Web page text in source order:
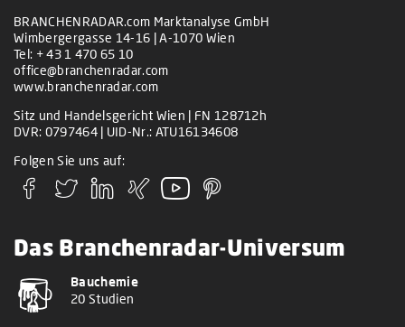
BRANCHENRADAR.com Marktanalyse GmbH
Wimbergergasse 14-16 | A-1070 Wien
Tel: + 43 1 470 65 10
office@branchenradar.com
www.branchenradar.com
Sitz und Handelsgericht Wien | FN 128712h
DVR: 0797464 | UID-Nr.: ATU16134608
Folgen Sie uns auf:
Das Branchenradar-Universum
Bauchemie
20 Studien